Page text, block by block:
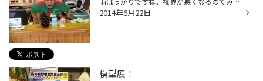
2014年6月22日
模型展！